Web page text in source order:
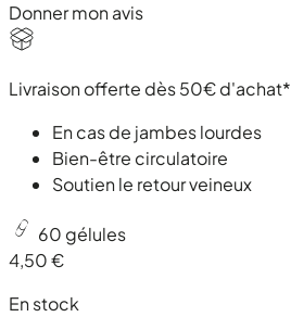
Donner mon avis
Livraison offerte dès 50€ d'achat*
En cas de jambes lourdes
Bien-être circulatoire
Soutien le retour veineux
60 gélules
4,50 €
En stock